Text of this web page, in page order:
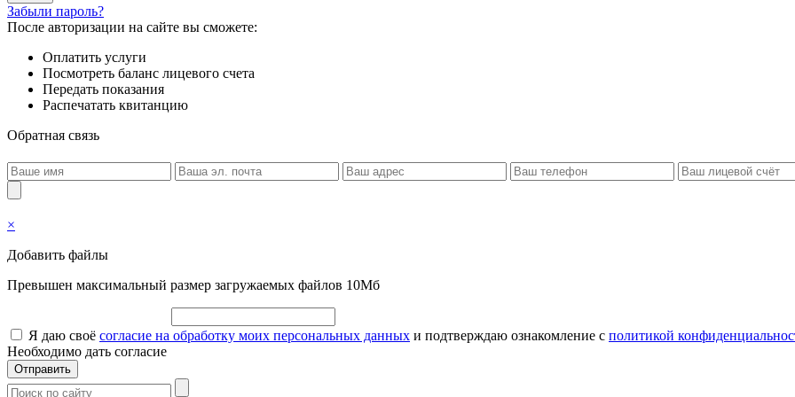
Забыли пароль?
После авторизации на сайте вы сможете:
Оплатить услуги
Посмотреть баланс лицевого счета
Передать показания
Распечатать квитанцию
Обратная связь
×
Добавить файлы
Превышен максимальный размер загружаемых файлов 10Мб
Я даю своё согласие на обработку моих персональных данных и подтверждаю ознакомление с политикой
Необходимо дать согласие
Отправить